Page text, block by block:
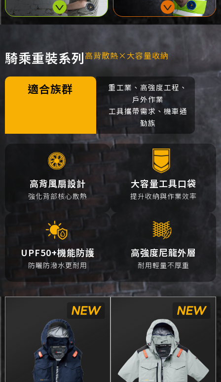
騎乘重裝系列高背散熱×大容量收納
適合族群
重工業、高強度工程、
戶外作業
工具攜帶需求、機車通
勤族
高背風扇設計
強化背部核心散熱
大容量工具口袋
提升收納與作業效率
UPF50+機能防護
防曬防潑水更耐用
高強度尼龍外層
耐用輕量不厚重